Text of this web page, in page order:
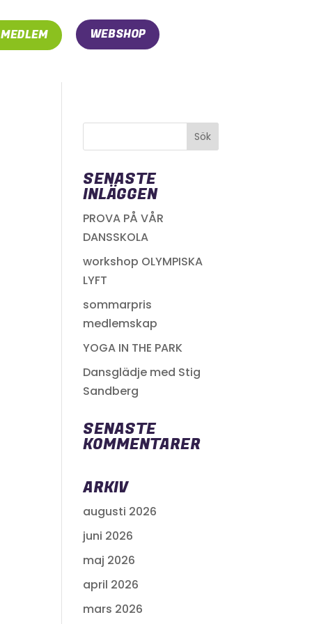
WEBSHOP
SENASTE
INLÄGGEN
PROVA PÅ VÅR
DANSSKOLA
workshop OLYMPISKA
LYFT
sommarpris
medlemskap
YOGA IN THE PARK
Dansglädje med Stig
Sandberg
SENASTE
KOMMENTARER
ARKIV
augusti 2026
juni 2026
maj 2026
april 2026
mars 2026